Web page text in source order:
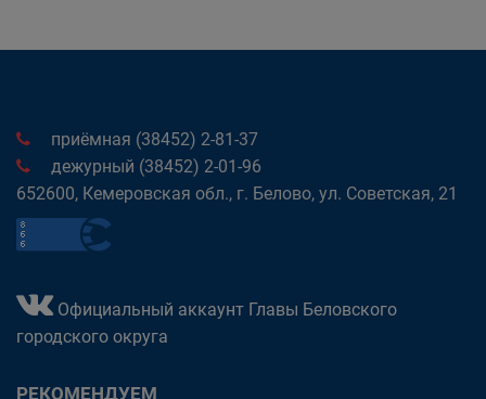
приёмная (38452) 2-81-37
дежурный (38452) 2-01-96
652600, Кемеровская обл., г. Белово, ул. Советская, 21
Официальный аккаунт Главы Беловского
городского округа
РЕКОМЕНДУЕМ